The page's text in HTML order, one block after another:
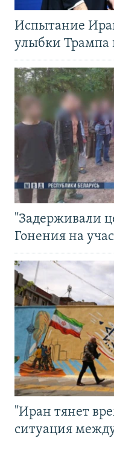
Испытание
улыбки
"Задерживали
Гонения на
"Иран тянет
ситуация